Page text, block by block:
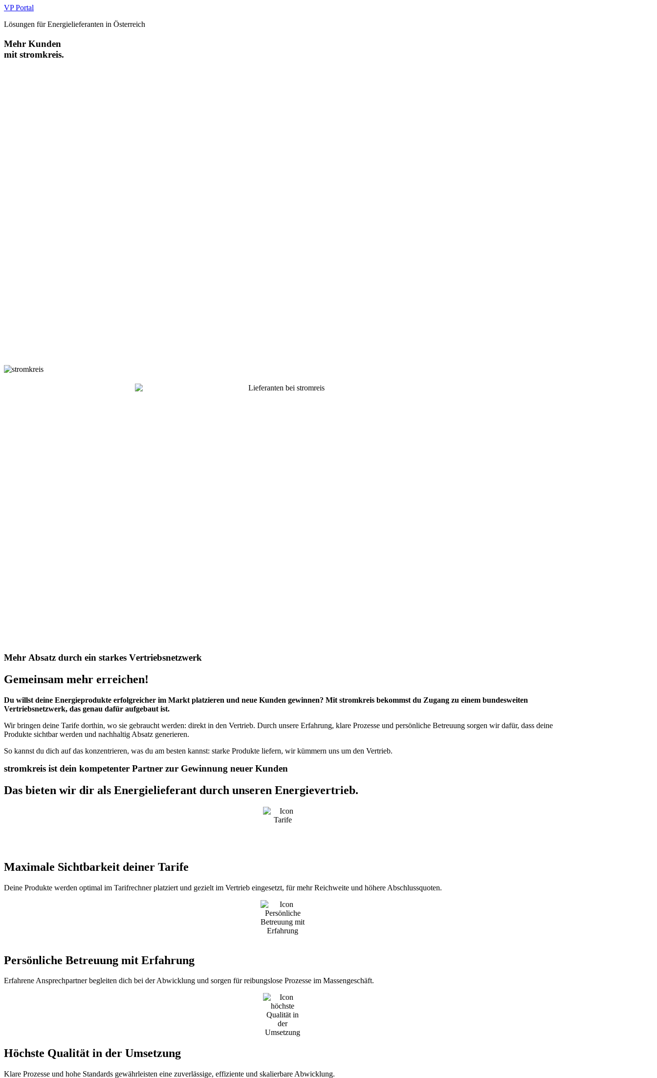
VP Portal
Lösungen für Energielieferanten in Österreich
Mehr Kunden
mit stromkreis.
Mehr Absatz durch ein starkes Vertriebsnetzwerk
Gemeinsam mehr erreichen!
Du willst deine Energieprodukte erfolgreicher im Markt platzieren und neue Kunden gewinnen? Mit stromkreis bekommst du Zugang zu einem bundesweiten
Vertriebsnetzwerk, das genau dafür aufgebaut ist.
Wir bringen deine Tarife dorthin, wo sie gebraucht werden: direkt in den Vertrieb. Durch unsere Erfahrung, klare Prozesse und persönliche Betreuung sorgen wir dafür, dass deine
Produkte sichtbar werden und nachhaltig Absatz generieren.
So kannst du dich auf das konzentrieren, was du am besten kannst: starke Produkte liefern, wir kümmern uns um den Vertrieb.
stromkreis ist dein kompetenter Partner zur Gewinnung neuer Kunden
Das bieten wir dir als Energielieferant durch unseren Energievertrieb.
Maximale Sichtbarkeit deiner Tarife
Deine Produkte werden optimal im Tarifrechner platziert und gezielt im Vertrieb eingesetzt, für mehr Reichweite und höhere Abschlussquoten.
Persönliche Betreuung mit Erfahrung
Erfahrene Ansprechpartner begleiten dich bei der Abwicklung und sorgen für reibungslose Prozesse im Massengeschäft.
Höchste Qualität in der Umsetzung
Klare Prozesse und hohe Standards gewährleisten eine zuverlässige, effiziente und skalierbare Abwicklung.